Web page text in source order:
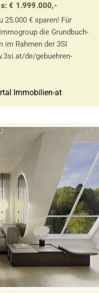
€ 1.999.000,-
25.000 € sparen! Für
die Grundbuch-
im Rahmen der 3SI
de/gebuehren-
Immobilien-at